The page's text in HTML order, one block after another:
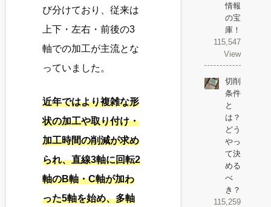
び分けており、従来は
上下・左右・前後の3
軸での加工が主流とな
っていました。
近年ではより複雑な形
状の加工や取り付け・
加工時間の削減が求め
られ、直線3軸に回転2
軸のB軸・C軸が加わ
った5軸を始め、多軸
情報
の宝
庫！
115,547
View
切削
条件
と
は？
どう
やっ
て決
める
べ
き？
115,259